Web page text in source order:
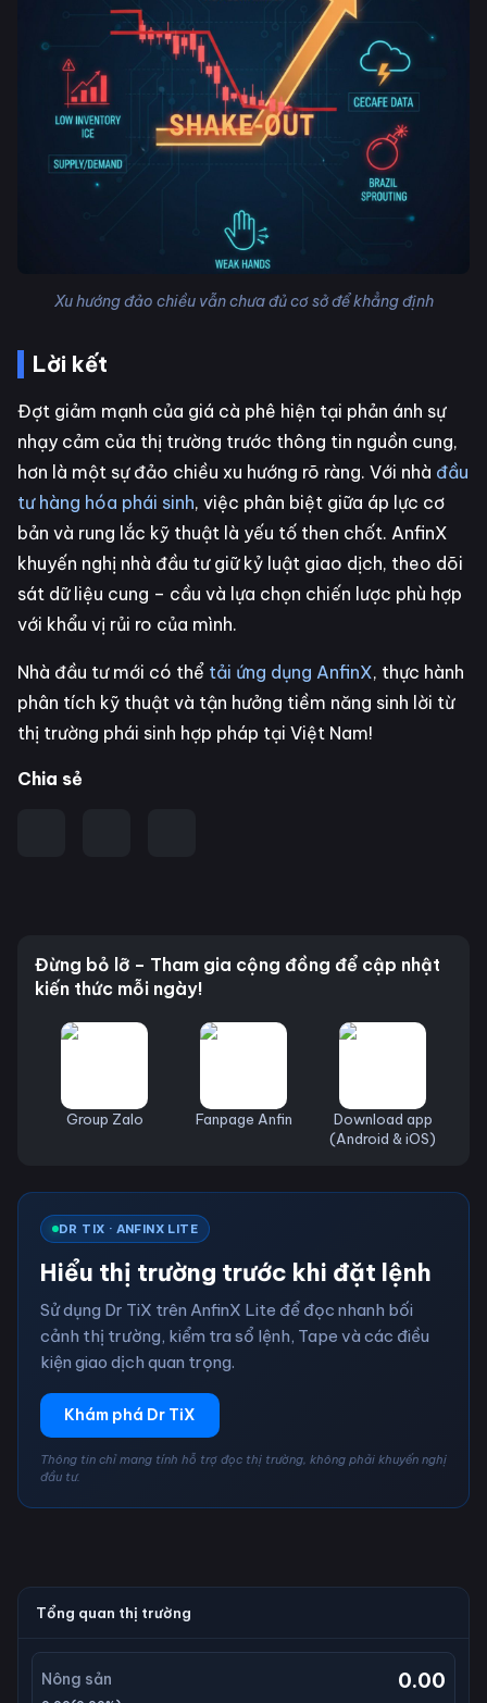
Xu hướng đảo chiều vẫn chưa đủ cơ sở để khẳng định
Lời kết
Đợt giảm mạnh của giá cà phê hiện tại phản ánh sự
nhạy cảm của thị trường trước thông tin nguồn cung,
hơn là một sự đảo chiều xu hướng rõ ràng. Với nhà đầu
tư hàng hóa phái sinh, việc phân biệt giữa áp lực cơ
bản và rung lắc kỹ thuật là yếu tố then chốt. AnfinX
khuyến nghị nhà đầu tư giữ kỷ luật giao dịch, theo dõi
sát dữ liệu cung – cầu và lựa chọn chiến lược phù hợp
với khẩu vị rủi ro của mình.
Nhà đầu tư mới có thể tải ứng dụng AnfinX, thực hành
phân tích kỹ thuật và tận hưởng tiềm năng sinh lời từ
thị trường phái sinh hợp pháp tại Việt Nam!
Chia sẻ
Đừng bỏ lỡ – Tham gia cộng đồng để cập nhật
kiến thức mỗi ngày!
Group Zalo Fanpage Anfin
Download app
(Android & iOS)
DR TIX · ANFINX LITE
Hiểu thị trường trước khi đặt lệnh
Sử dụng Dr TiX trên AnfinX Lite để đọc nhanh bối
cảnh thị trường, kiểm tra sổ lệnh, Tape và các điều
kiện giao dịch quan trọng.
Khám phá Dr TiX
Thông tin chỉ mang tính hỗ trợ đọc thị trường, không phải khuyến nghị
đầu tư.
Tổng quan thị trường
Nông sản 0.00